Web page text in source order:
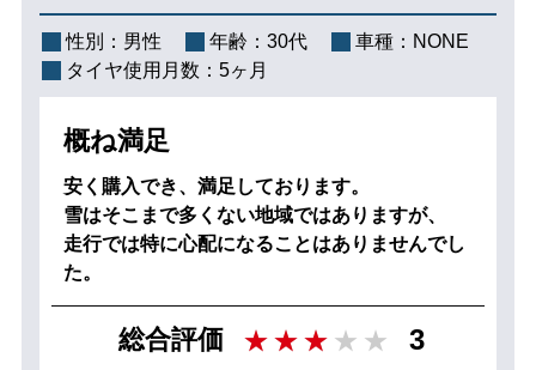
性別： 男性 年齢： 30代 車種： NONE
タイヤ使用月数： 5ヶ月
概ね満足
安く購入でき、満足しております。
雪はそこまで多くない地域ではありますが、
走行では特に心配になることはありませんでし
た。
総合評価 3